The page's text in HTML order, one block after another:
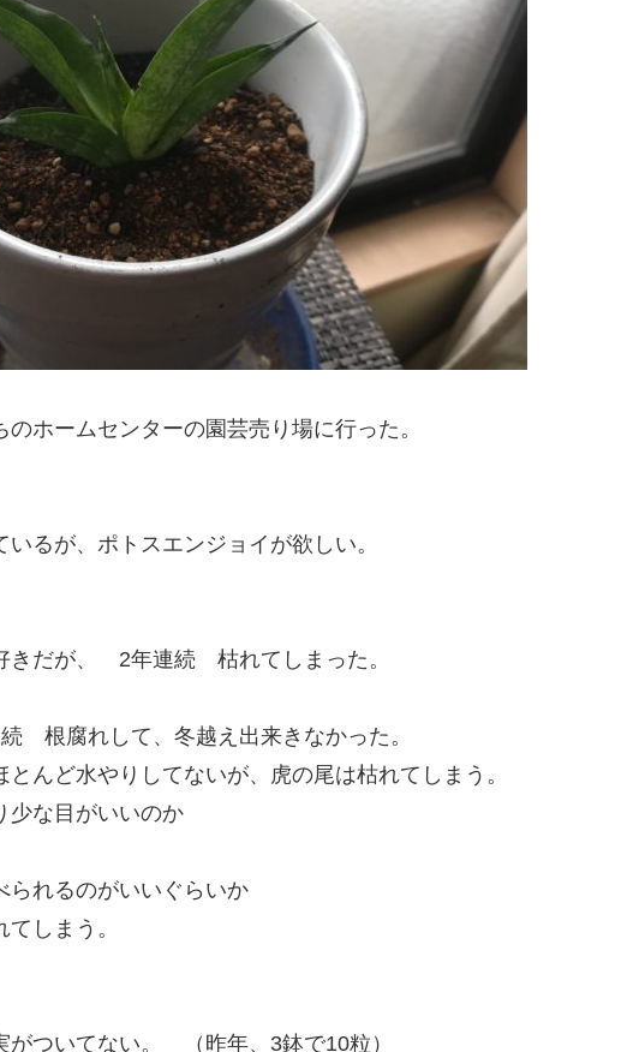
ホームセンターの園芸売り場に行った。
るが、ポトスエンジョイが欲しい。
きだが、 2年連続 枯れてしまった。
腐れして、冬越え出来きなかった。
んど水やりしてないが、虎の尾は枯れてしまう。
な目がいいのか
れるのがいいぐらいか
まう。
がついてない。 （昨年、3鉢で10粒）